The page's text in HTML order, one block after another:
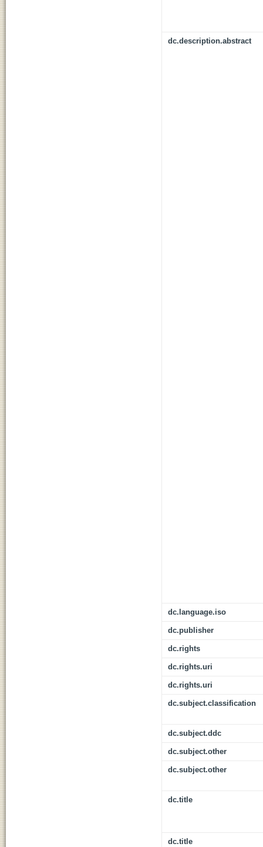
dc.description.abstract
dc.language.iso
dc.publisher
dc.rights
dc.rights.uri
dc.rights.uri
dc.subject.classification
dc.subject.ddc
dc.subject.other
dc.subject.other
dc.title
dc.title